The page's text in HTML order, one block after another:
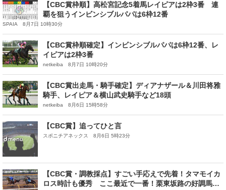
【CBC賞枠順】高松宮記念5着馬レイピアは2枠3番 連
覇を狙うインビンシブルパパは6枠12番
SPAIA 8月7日 10時30分
【CBC賞枠順確定】インビンシブルパパは6枠12番、レ
イピアは2枠3番
netkeiba 8月7日 10時20分
【CBC賞出走馬・騎手確定】ディアナザール＆川田将雅
騎手、レイピア＆横山武史騎手など18頭
netkeiba 8月6日 15時58分
【CBC賞】追ってひと言
スポニチアネックス 8月6日 5時23分
【CBC賞・調教採点】すごい手応えで先着！タマモイカ
ロス時計も優秀 ここ最近で一番！栗東坂路の好調馬